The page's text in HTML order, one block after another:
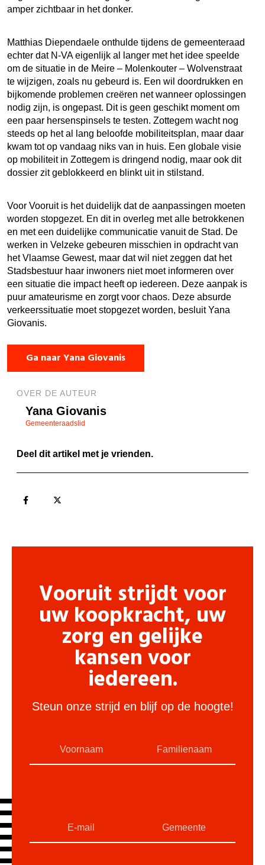
amper zichtbaar in het donker.
Matthias Diependaele onthulde tijdens de gemeenteraad
echter dat N-VA eigenlijk al langer met het idee speelde
om de situatie in de Meire – Molenkouter – Wolvenstraat
te wijzigen, zoals nu gebeurd is. Een wil doordrukken en
bijkomende problemen creëren net wanneer oplossingen
nodig zijn, is ongepast. Dit is geen geschikt moment om
een paar hersenspinsels te testen. Zottegem wacht nog
steeds op het al lang beloofde mobiliteitsplan, maar daar
kwam tot op vandaag niks van in huis. Een globale visie
op mobiliteit in Zottegem is dringend nodig, maar ook dit
dossier zit geblokkeerd en blinkt uit in stilstand.
Voor Vooruit is het duidelijk dat de aanpassingen moeten
worden stopgezet. En dit in overleg met alle betrokkenen
en met een duidelijke communicatie vanuit de Stad. De
werken in Velzeke gebeuren misschien in opdracht van
het Vlaamse Gewest, maar dat wil niet zeggen dat het
Stadsbestuur haar inwoners niet moet informeren over
een situatie die impact heeft op iedereen. Deze aanpak is
puur amateurisme en zorgt voor chaos. Deze absurde
verkeerssituatie moet stopgezet worden, besluit Yana
Giovanis.
Ga naar Yana Giovanis
OVER DE AUTEUR
Yana Giovanis
Gemeenteraadslid
Deel dit artikel met je vrienden.
Vooruit strijdt voor
uw koopkracht, uw
zorg en gelijke
kansen voor
iedereen.
Steun onze strijd en blijf op de hoogte!